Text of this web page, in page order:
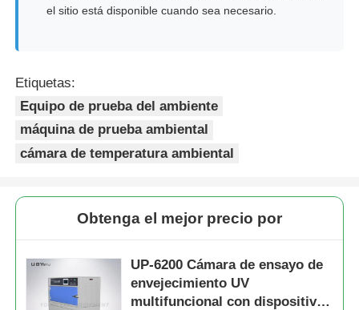
el sitio está disponible cuando sea necesario.
Etiquetas:
Equipo de prueba del ambiente
máquina de prueba ambiental
cámara de temperatura ambiental
Obtenga el mejor precio por
UP-6200 Cámara de ensayo de
envejecimiento UV
multifuncional con dispositivo